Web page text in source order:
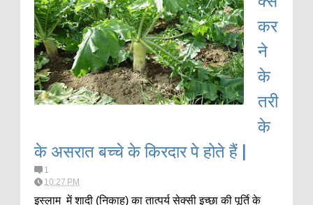
कर
ने
के
तरी
के
के असरात बच्चे के किरदार पे होते हैं |
1
10:27 PM
इस्लाम में शादी (निकाह) का तात्पर्य सेक्सी इच्छा की पूर्ति के